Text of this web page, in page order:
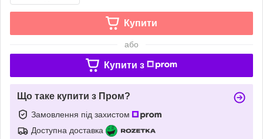
Купити
або
Купити з
Що таке купити з Пром?
Замовлення під захистом
Доступна доставка